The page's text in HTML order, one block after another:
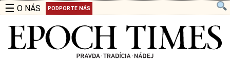
☰ O NÁS PODPORTE NÁS